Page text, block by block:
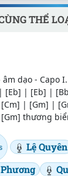
THỂ
âm dạo - Capo
[Eb] | [Eb] |
| [Gm] |
thương
Lệ Quyên